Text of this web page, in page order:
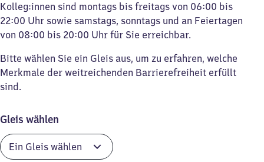
Kolleg:innen sind montags bis freitags von 06:00 bis
22:00 Uhr sowie samstags, sonntags und an Feiertagen
von 08:00 bis 20:00 Uhr für Sie erreichbar.
Bitte wählen Sie ein Gleis aus, um zu erfahren, welche
Merkmale der weitreichenden Barrierefreiheit erfüllt
sind.
Gleis wählen